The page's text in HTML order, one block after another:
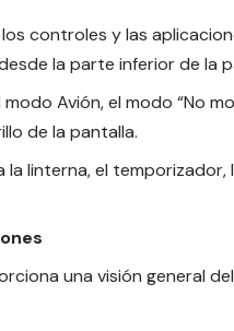
controles y las
la parte inferior de la
Avión, el modo “No
de la pantalla.
linterna, el temporizador,
una visión general